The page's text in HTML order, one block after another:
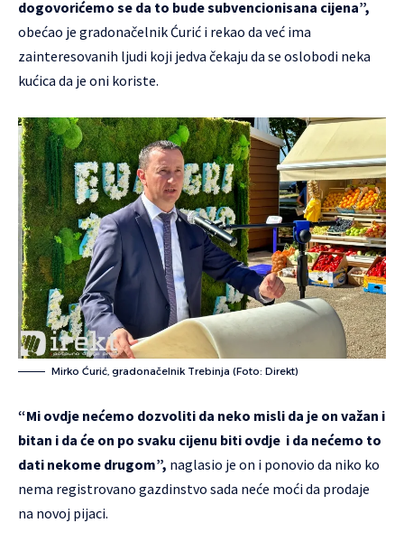
dogovorićemo se da to bude subvencionisana cijena”,
obećao je gradonačelnik Ćurić i rekao da već ima
zainteresovanih ljudi koji jedva čekaju da se oslobodi neka
kućica da je oni koriste.
Mirko Ćurić, gradonačelnik Trebinja (Foto: Direkt)
“Mi ovdje nećemo dozvoliti da neko misli da je on važan i
bitan i da će on po svaku cijenu biti ovdje i da nećemo to
dati nekome drugom”, naglasio je on i ponovio da niko ko
nema registrovano gazdinstvo sada neće moći da prodaje
na novoj pijaci.